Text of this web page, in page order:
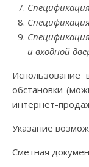
и входной
Использование
обстановки
интернет-
Указание
Сметная